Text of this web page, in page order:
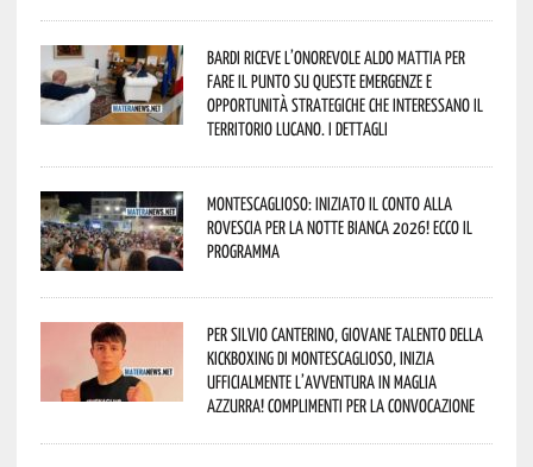
Bardi riceve l’onorevole Aldo Mattia per
fare il punto su queste emergenze e
opportunità strategiche che interessano il
territorio lucano. I dettagli
Montescaglioso: iniziato il conto alla
rovescia per la Notte Bianca 2026! Ecco il
programma
Per Silvio Canterino, giovane talento della
kickboxing di Montescaglioso, inizia
ufficialmente l’avventura in maglia
azzurra! Complimenti per la convocazione